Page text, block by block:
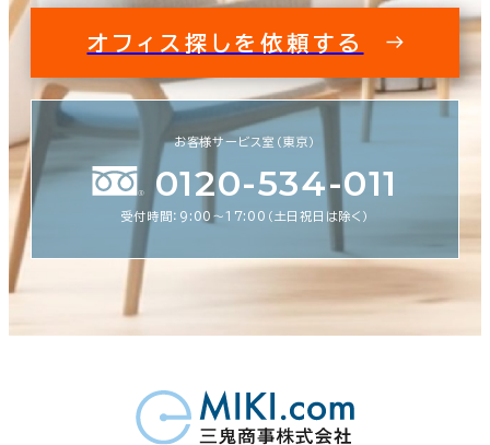
オフィス探しを依頼する
お客様サービス室（東京）
0120-534-011
受付時間：9:00〜17:00（土日祝日は除く）